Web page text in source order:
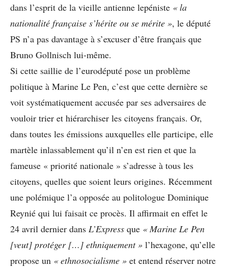
dans l’esprit de la vieille antienne lepéniste « la
nationalité française s’hérite ou se mérite », le député
PS n’a pas davantage à s’excuser d’être français que
Bruno Gollnisch lui-même.
Si cette saillie de l’eurodéputé pose un problème
politique à Marine Le Pen, c’est que cette dernière se
voit systématiquement accusée par ses adversaires de
vouloir trier et hiérarchiser les citoyens français. Or,
dans toutes les émissions auxquelles elle participe, elle
martèle inlassablement qu’il n’en est rien et que la
fameuse « priorité nationale » s’adresse à tous les
citoyens, quelles que soient leurs origines. Récemment
une polémique l’a opposée au politologue Dominique
Reynié qui lui faisait ce procès. Il affirmait en effet le
24 avril dernier dans L’Express que « Marine Le Pen
[veut] protéger […] ethniquement » l’hexagone, qu’elle
propose un « ethnosocialisme » et entend réserver notre